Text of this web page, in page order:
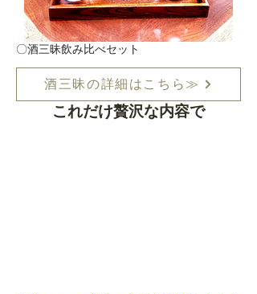
〇酒三昧飲み比べセット
酒三昧の詳細はこちら≫
これだけ贅沢な内容で